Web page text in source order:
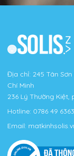
Địa chỉ: 245 Tân
Chí Minh
236 Lý Thường Kiệt,
Hotline: 0786 49 6363
Email: